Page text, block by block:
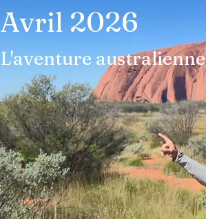
Avril 2026
L'aventure australienne